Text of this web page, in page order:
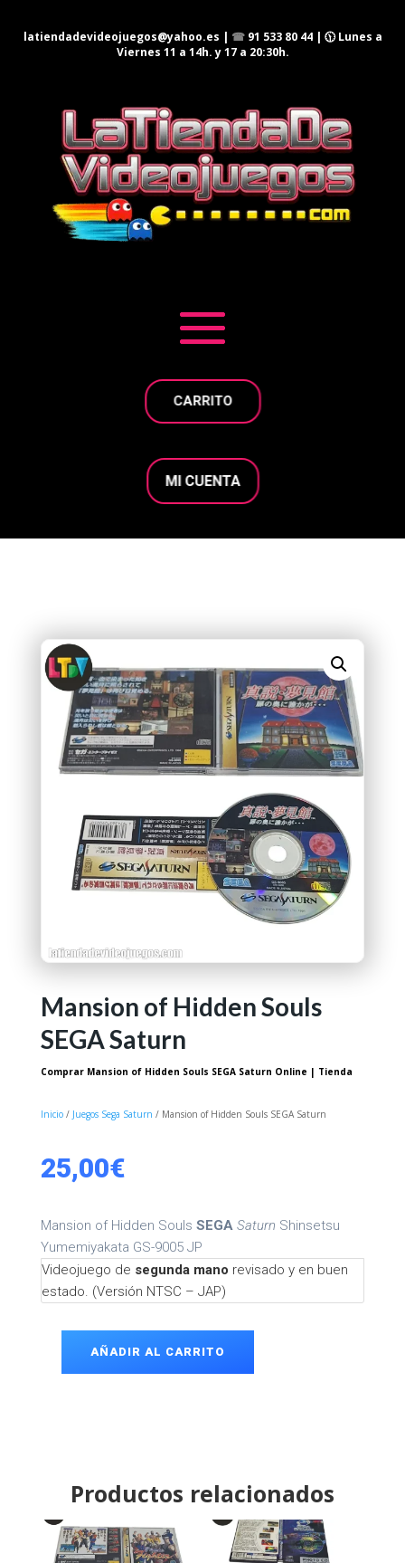
latiendadevideojuegos@yahoo.es | ☎ 91 533 80 44| 🕦 Lunes a
Viernes 11 a 14h. y 17 a 20:30h.
CARRITO
MI CUENTA
Mansion of Hidden Souls
SEGA Saturn
Comprar Mansion of Hidden Souls SEGA Saturn Online | Tienda
Inicio/ Juegos Sega Saturn / Mansion of Hidden Souls SEGA Saturn
25,00€
Mansion of Hidden Souls SEGA Saturn Shinsetsu
Yumemiyakata GS-9005 JP
Videojuego de segunda mano revisado y en buen
estado. (Versión NTSC – JAP)
AÑADIR AL CARRITO
Productos relacionados